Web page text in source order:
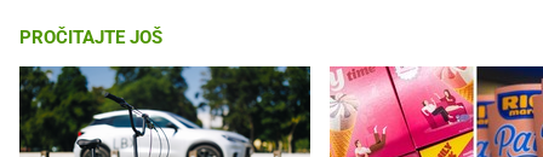
PROČITAJTE JOŠ